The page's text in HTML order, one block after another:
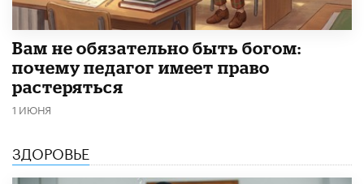
​Вам не обязательно быть богом:
почему педагог имеет право
растеряться
1 ИЮНЯ
ЗДОРОВЬЕ